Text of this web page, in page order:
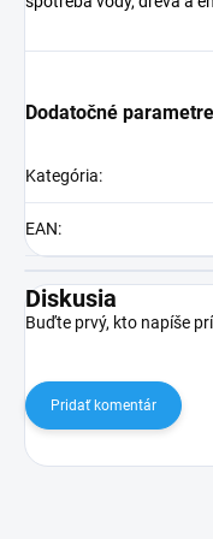
Dodatočné parametre
Kategória:
EAN:
Diskusia
Buďte prvý, kto napíše
Pridať komentár